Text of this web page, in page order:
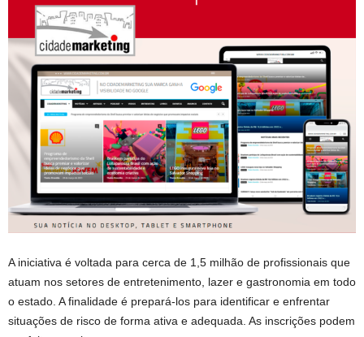
A iniciativa é voltada para cerca de 1,5 milhão de profissionais que
atuam nos setores de entretenimento, lazer e gastronomia em todo
o estado. A finalidade é prepará-los para identificar e enfrentar
situações de risco de forma ativa e adequada. As inscrições podem